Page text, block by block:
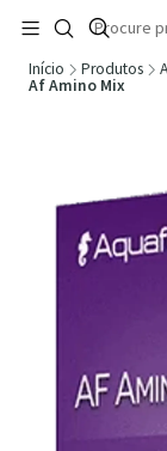
🚚 Portugal
Início Produtos
Af Amino Mix